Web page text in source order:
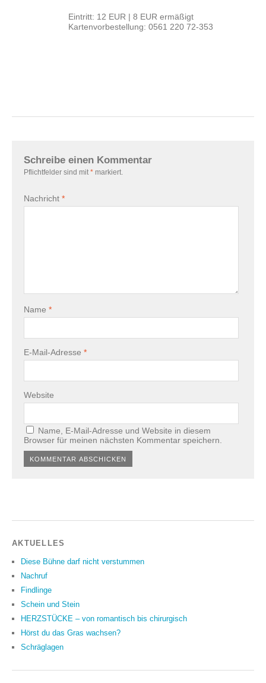
Eintritt: 12 EUR | 8 EUR ermäßigt
Kartenvorbestellung: 0561 220 72-353
Schreibe einen Kommentar
Pflichtfelder sind mit * markiert.
Nachricht *
Name *
E-Mail-Adresse *
Website
Name, E-Mail-Adresse und Website in diesem
Browser für meinen nächsten Kommentar speichern.
AKTUELLES
Diese Bühne darf nicht verstummen
Nachruf
Findlinge
Schein und Stein
HERZSTÜCKE – von romantisch bis chirurgisch
Hörst du das Gras wachsen?
Schräglagen